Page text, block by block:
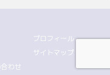
プロフィール
サイトマップ
わせ